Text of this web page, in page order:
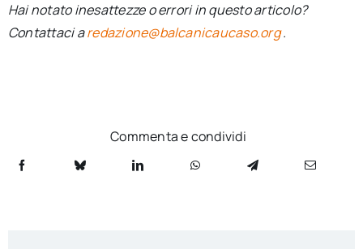
Hai notato inesattezze o errori in questo articolo?
Contattaci aredazione@balcanicaucaso.org.
Commenta e condividi